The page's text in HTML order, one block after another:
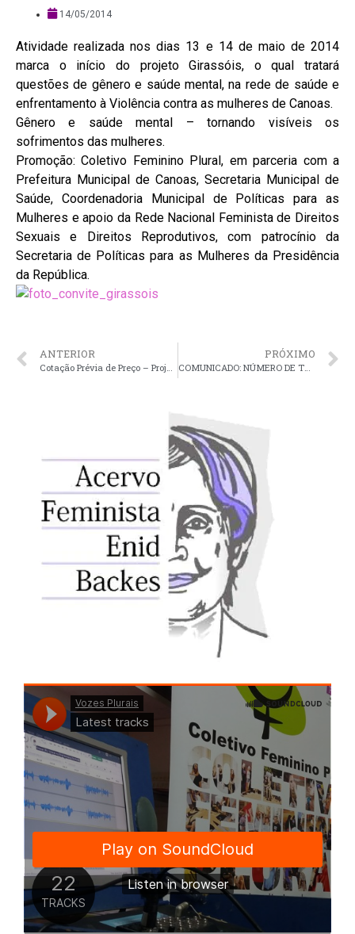
14/05/2014
Atividade realizada nos dias 13 e 14 de maio de 2014
marca o início do projeto Girassóis, o qual tratará
questões de gênero e saúde mental, na rede de saúde e
enfrentamento à Violência contra as mulheres de Canoas.
Gênero e saúde mental – tornando visíveis os
sofrimentos das mulheres.
Promoção: Coletivo Feminino Plural, em parceria com a
Prefeitura Municipal de Canoas, Secretaria Municipal de
Saúde, Coordenadoria Municipal de Políticas para as
Mulheres e apoio da Rede Nacional Feminista de Direitos
Sexuais e Direitos Reprodutivos, com patrocínio da
Secretaria de Políticas para as Mulheres da Presidência
da República.
ANTERIOR
Cotação Prévia de Preço – Projeto Girassóis – Prazo de envio de Propostas 09/05/14
PRÓXIMO
COMUNICADO: NÚMERO DE TELEFONE PROVISÓRIO